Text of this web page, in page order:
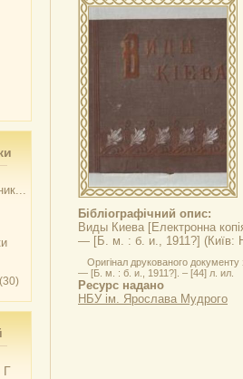
(30)
Г
Бібліографічний опис:
Виды Киева [Електронна
— [Б. м. : б. и., 1911?] (Київ:
Оригінал друкованого
— [Б. м. : б. и., 1911?]. – [44] л. ил.
Ресурс надано
НБУ ім. Ярослава Мудрого